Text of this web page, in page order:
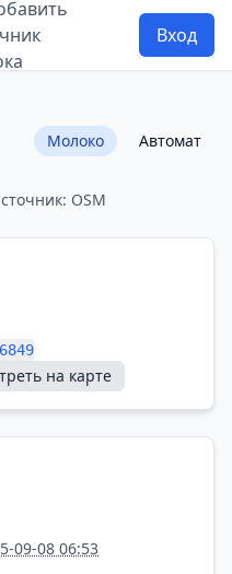
Вход
Молоко Автомат
OSM
на карте
09-08 06:53